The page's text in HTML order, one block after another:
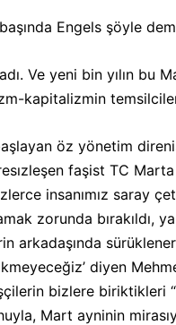
başında Engels şöyle
Ve yeni bin yılın bu
kapitalizmin
öz yönetim
faşist TC
insanımız saray
zorunda bırakıldı,
arkadaşında
diyen
bizlere biriktikleri
Mart ayninin